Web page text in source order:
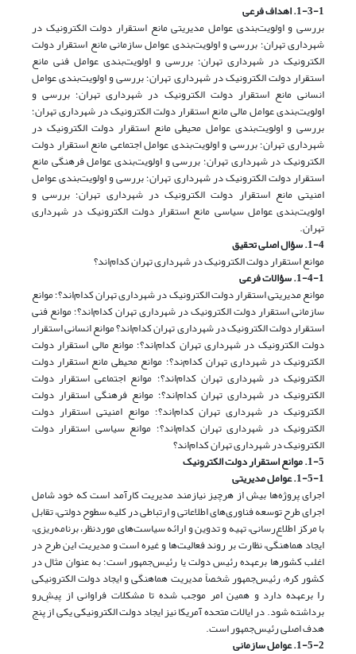
1-3-1. اهداف فرعی
بررسی و اولویت‌بندی عوامل مدیریتی مانع استقرار دولت الکترونیک در
شهرداری تهران؛ بررسی و اولویت‌بندی عوامل سازمانی مانع استقرار دولت
الکترونیک در شهرداری تهران؛ بررسی و اولویت‌بندی عوامل فنی مانع
استقرار دولت الکترونیک در شهرداری تهران؛ بررسی و اولویت‌بندی عوامل
انسانی مانع استقرار دولت الکترونیک در شهرداری تهران؛ بررسی و
اولویت‌بندی عوامل مالی مانع استقرار دولت الکترونیک در شهرداری تهران؛
بررسی و اولویت‌بندی عوامل محیطی مانع استقرار دولت الکترونیک در
شهرداری تهران؛ بررسی و اولویت‌بندی عوامل اجتماعی مانع استقرار دولت
الکترونیک در شهرداری تهران؛ بررسی و اولویت‌بندی عوامل فرهنگی مانع
استقرار دولت الکترونیک در شهرداری تهران؛ بررسی و اولویت‌بندی عوامل
امنیتی مانع استقرار دولت الکترونیک در شهرداری تهران؛ بررسی و
اولویت‌بندی عوامل سیاسی مانع استقرار دولت الکترونیک در شهرداری
تهران.
1-4. سؤال اصلی تحقیق
موانع استقرار دولت الکترونیک در شهرداری تهران کدام‌اند؟
1-4-1. سؤالات فرعی
موانع مدیریتی استقرار دولت الکترونیک در شهرداری تهران کدام‌اند؟؛ موانع
سازمانی استقرار دولت الکترونیک در شهرداری تهران کدام‌اند؟؛ موانع فنی
استقرار دولت الکترونیک در شهرداری تهران کدام‌اند؟ موانع انسانی استقرار
دولت الکترونیک در شهرداری تهران کدام‌اند؟؛ موانع مالی استقرار دولت
الکترونیک در شهرداری تهران کدام‌ند؟؛ موانع محیطی مانع استقرار دولت
الکترونیک در شهرداری تهران کدام‌اند؟؛ موانع اجتماعی استقرار دولت
الکترونیک در شهرداری تهران کدام‌اند؟؛ موانع فرهنگی استقرار دولت
الکترونیک در شهرداری تهران کدام‌اند؟؛ موانع امنیتی استقرار دولت
الکترونیک در شهرداری تهران کدام‌اند؟؛ موانع سیاسی استقرار دولت
الکترونیک در شهرداری تهران کدام‌اند؟
1-5. موانع استقرار دولت الکترونیک
1-5-1. عوامل مدیریتی
اجرای پروژه‌ها بیش از هرچیز نیازمند مدیریت کارآمد است که خود شامل
اجرای طرح توسعه فناوری‌های اطلاعاتی و ارتباطی در کلیه سطوح دولتی، تقابل
با مرکز اطلاع‌رسانی، تهیه و تدوین و ارائه سیاست‌های موردنظر، برنامه‌ریزی،
ایجاد هماهنگی، ‌نظارت بر روند فعالیت‌ها و غیره است و مدیریت این طرح در
اغلب کشورها برعهده رئیس دولت یا رئیس‌جمهور است؛ به عنوان مثال در
کشور کره، رئیس‌جمهور شخصاً مدیریت هماهنگی و ایجاد دولت الکترونیکی
را برعهده دارد و همین امر موجب شده تا مشکلات فراوانی از پیش‌ِرو
برداشته شود. در ایالات متحده آمریکا نیز ایجاد دولت الکترونیکی یکی از پنج
هدف اصلی رئیس‌جمهور است.
1-5-2. عوامل سازمانی